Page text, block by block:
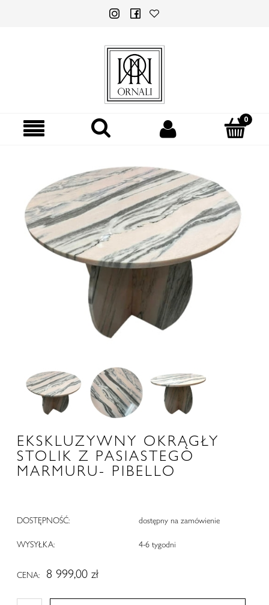
EKSKLUZYWNY OKRĄGŁY
STOLIK Z PASIASTEGO
MARMURU- PIBELLO
DOSTĘPNOŚĆ: dostępny na zamówienie
WYSYŁKA: 4-6 tygodni
CENA: 8 999,00 zł